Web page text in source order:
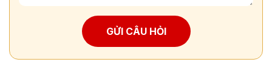
GỬI CÂU HỎI